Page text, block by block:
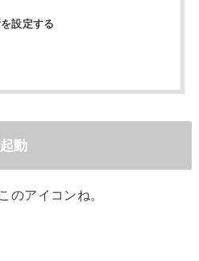
設定する
動
のアイコンね。